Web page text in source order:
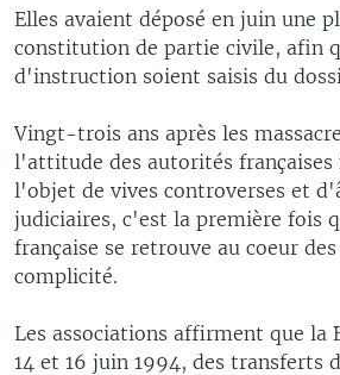
Elles avaient déposé en juin une
constitution de partie civile, afin
d'instruction soient saisis du
Vingt-trois ans après les
l'attitude des autorités
l'objet de vives controverses et
judiciaires, c'est la première fois
française se retrouve au coeur
complicité.
Les associations affirment que la
14 et 16 juin 1994, des transferts